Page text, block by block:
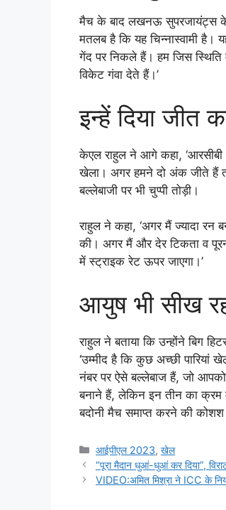
मैच के बाद लखनऊ सुपरजायंट्स के
मतलब है कि यह चिन्‍नास्‍वामी है।
गेंद पर निकले हैं। हम जिस
विकेट गंवा देते हैं।’
इन्‍हें दिया जीत
केएल राहुल ने आगे कहा, ‘आरसीबी
खेला। अगर हमने दो अंक जीते हैं
बल्‍लेबाजी पर भी चुप्‍पी तोड़ी।
राहुल ने कहा, ‘अगर मैं ज्‍यादा
की। अगर मैं और देर टिकता व
में स्‍ट्राइक रेट ऊपर जाएगा।’
आयुष भी सीख
राहुल ने बताया कि उन्‍होंने बिग
‘उम्‍मीद है कि कुछ अच्‍छी
नंबर पर ऐसे बल्‍लेबाज हैं, जो
बनाने हैं, लेकिन इन तीन का क्रम
बदोनी मैच समाप्‍त करने की कोशश
Categories
आईपीएल 2023,खेल
“पूरा मैदान धुआं-धुआं कर दिया”,
VIDEO:अमित मिश्रा ने ICC के